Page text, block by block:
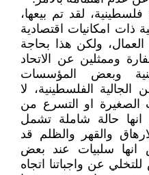
لقد تم بيعها،
ذات امكانيات اقتصادية
العمال، ولكن هذا بحاجة
وممثلين عن الاتحاد
وبعض المؤسسات
الجالية الفلسطينية، لا
الصغيرة او التسرع من
حالة شاملة تشمل
والقهر والظلم قد
سلبيات عند بعض
عن واجباتنا اتجاه